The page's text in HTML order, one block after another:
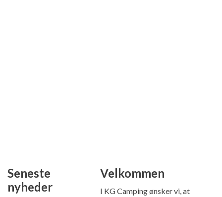
Seneste
nyheder
Velkommen
I KG Camping ønsker vi, at